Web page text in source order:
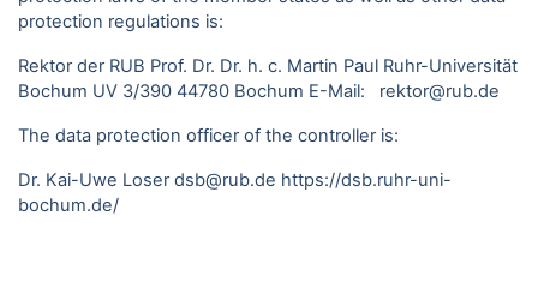
protection regulations is:
Rektor der RUB Prof. Dr. Dr. h. c. Martin Paul Ruhr-Universität
Bochum UV 3/390 44780 Bochum E-Mail: rektor@rub.de
The data protection officer of the controller is:
Dr. Kai-Uwe Loser dsb@rub.de https://dsb.ruhr-uni-
bochum.de/